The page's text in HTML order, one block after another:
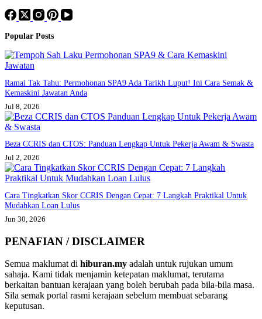
Popular Posts
Ramai Tak Tahu: Permohonan SPA9 Ada Tarikh Luput! Ini Cara Semak &
Kemaskini Jawatan Anda
Jul 8, 2026
Beza CCRIS dan CTOS: Panduan Lengkap Untuk Pekerja Awam & Swasta
Jul 2, 2026
Cara Tingkatkan Skor CCRIS Dengan Cepat: 7 Langkah Praktikal Untuk
Mudahkan Loan Lulus
Jun 30, 2026
PENAFIAN / DISCLAIMER
Semua maklumat di hiburan.my adalah untuk rujukan umum
sahaja. Kami tidak menjamin ketepatan maklumat, terutama
berkaitan bantuan kerajaan yang boleh berubah pada bila-bila masa.
Sila semak portal rasmi kerajaan sebelum membuat sebarang
keputusan.